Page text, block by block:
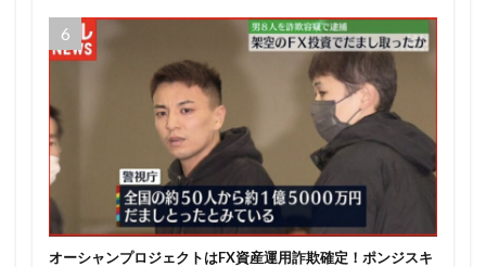
オーシャンプロジェクトはFX資産運用詐欺確定！ポンジスキ